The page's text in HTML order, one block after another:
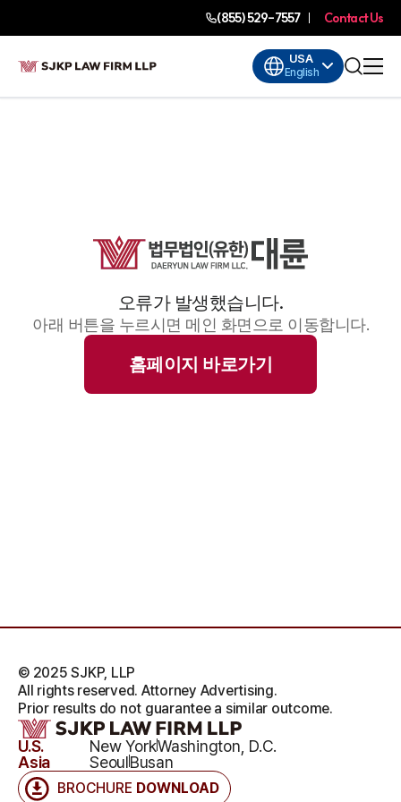
(855) 529-7557 Contact Us
USA
English
오류가 발생했습니다.
아래 버튼을 누르시면 메인 화면으로 이동합니다.
홈페이지 바로가기
BROCHURE DOWNLOAD
U.S. New YorkWashington, D.C.
Asia
SeoulBusan
© 2025 SJKP, LLP
All rights reserved. Attorney Advertising.
Prior results do not guarantee a similar outcome.